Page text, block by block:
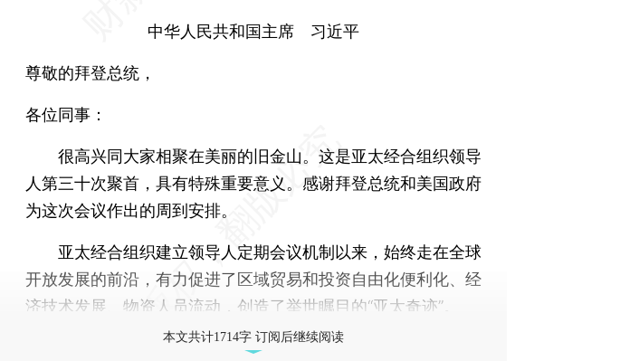
中华人民共和国主席 习近平
尊敬的拜登总统，
各位同事：
很高兴同大家相聚在美丽的旧金山。这是亚太经合组织领导
人第三十次聚首，具有特殊重要意义。感谢拜登总统和美国政府
为这次会议作出的周到安排。
亚太经合组织建立领导人定期会议机制以来，始终走在全球
开放发展的前沿，有力促进了区域贸易和投资自由化便利化、经
济技术发展、物资人员流动，创造了举世瞩目的“亚太奇迹”。
本文共计1714字 订阅后继续阅读